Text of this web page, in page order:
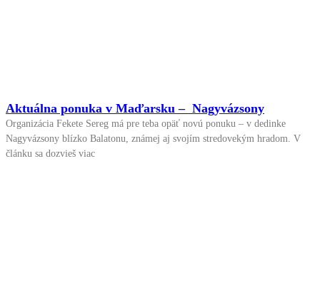
Aktuálna ponuka v Maďarsku – Nagyvázsony
Organizácia Fekete Sereg má pre teba opäť novú ponuku – v dedinke
Nagyvázsony blízko Balatonu, známej aj svojím stredovekým hradom. V
článku sa dozvieš viac